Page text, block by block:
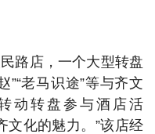
路店，一个大型转盘
”“老马识途”等与齐文
动转盘参与酒店活
文化的魅力。”该店经